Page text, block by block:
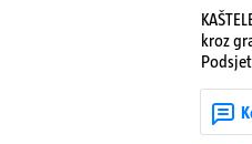
kroz
u